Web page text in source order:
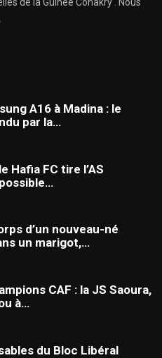
de la Guinée Conakry . Nous
A16 à Madina : le
par la…
Hafia FC tire l’AS
d’un nouveau-né
un marigot,…
CAF : la JS Saoura,
à…
du Bloc Libéral